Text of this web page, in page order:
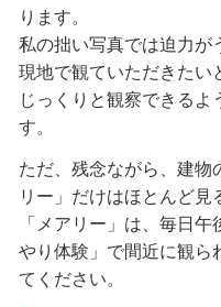
ります。
私の拙い写真では迫力が
現地で観ていただきたい
じっくりと観察できるよ
す。
ただ、残念ながら、建物
リー」だけはほとんど見
「メアリー」は、毎日
やり体験」で間近に観ら
てください。